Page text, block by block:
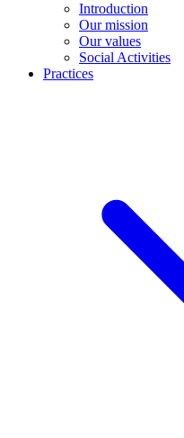
Introduction
Our mission
Our values
Social Activities
Practices